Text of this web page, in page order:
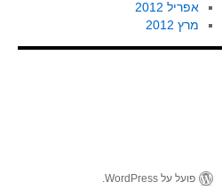
אפריל 2012
מרץ 2012
פועל על WordPress.